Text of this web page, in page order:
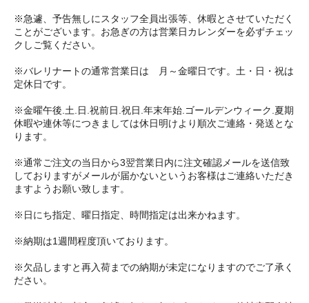
※急遽、予告無しにスタッフ全員出張等、休暇とさせていただく
ことがございます。お急ぎの方は営業日カレンダーを必ずチェッ
クしご覧ください。
※バレリナートの通常営業日は 月～金曜日です。土・日・祝は
定休日です。
※金曜午後.土.日.祝前日.祝日.年末年始.ゴールデンウィーク.夏期
休暇や連休等につきましては休日明けより順次ご連絡・発送とな
ります。
※通常ご注文の当日から3翌営業日内に注文確認メールを送信致
しておりますがメールが届かないというお客様はご連絡いただき
ますようお願い致します。
※日にち指定、曜日指定、時間指定は出来かねます。
※納期は1週間程度頂いております。
※欠品しますと再入荷までの納期が未定になりますのでご了承く
ださい。